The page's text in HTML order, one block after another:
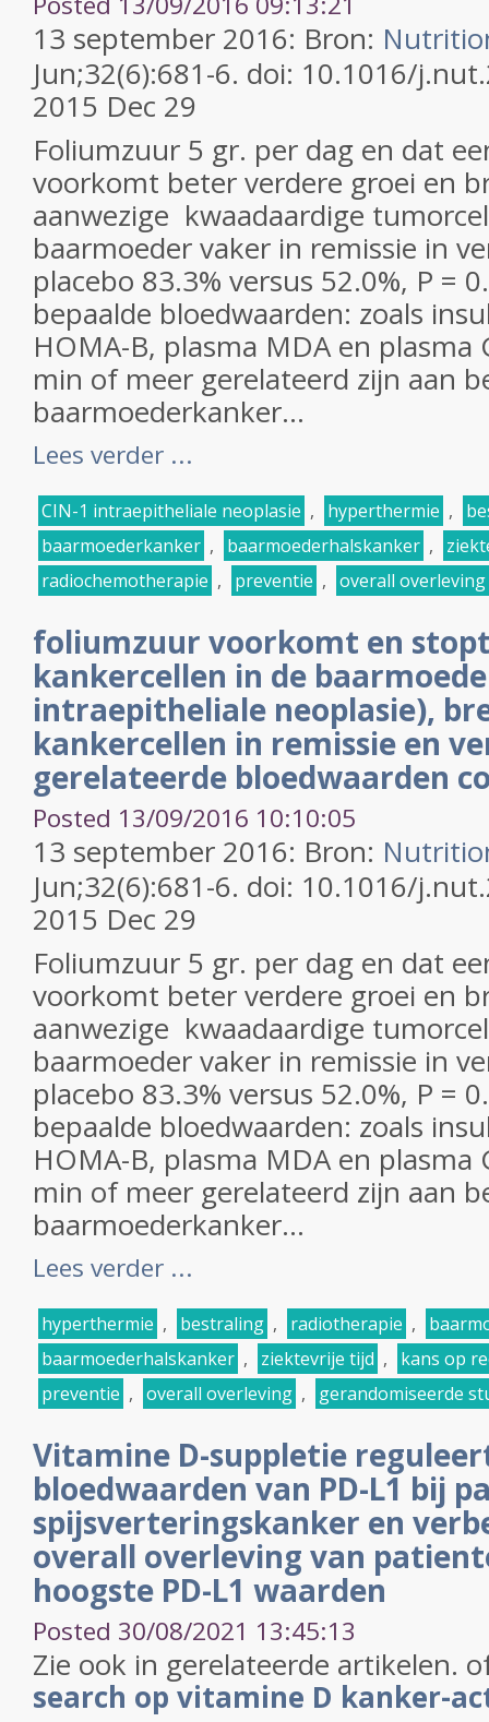
13 september 2016: Bron:
Jun;32(6):681-6. doi: 10.1016/
2015 Dec 29
Foliumzuur 5 gr. per dag en dat
voorkomt beter verdere groei en
aanwezige kwaadaardige
baarmoeder vaker in remissie in
placebo 83.3% versus 52.0%, P =
bepaalde bloedwaarden: zoals
HOMA-B, plasma MDA en plasma
min of meer gerelateerd zijn aan
baarmoederkanker...
Lees verder ...
CIN-1 intraepitheliale neoplasie , hyperthermie ,
baarmoederkanker , baarmoederhalskanker ,
radiochemotherapie , preventie , overall overleving
foliumzuur voorkomt en
kankercellen in de
intraepitheliale neoplasie),
kankercellen in remissie en
gerelateerde bloedwaarden
Posted 13/09/2016 10:10:05
13 september 2016: Bron:
Jun;32(6):681-6. doi: 10.1016/
2015 Dec 29
Foliumzuur 5 gr. per dag en dat
voorkomt beter verdere groei en
aanwezige kwaadaardige
baarmoeder vaker in remissie in
placebo 83.3% versus 52.0%, P =
bepaalde bloedwaarden: zoals
HOMA-B, plasma MDA en plasma
min of meer gerelateerd zijn aan
baarmoederkanker...
Lees verder ...
hyperthermie , bestraling , radiotherapie ,
baarmoederhalskanker , ziektevrije tijd ,
kans op
preventie , overall overleving , gerandomiseerde
Vitamine D-suppletie
bloedwaarden van PD-L1 bij
spijsverteringskanker en
overall overleving van
hoogste PD-L1 waarden
Posted 30/08/2021 13:45:13
Zie ook in gerelateerde artikelen.
search op vitamine D kanker-